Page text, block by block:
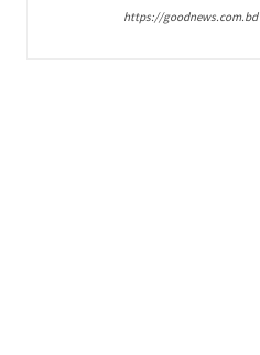
https://goodnews.com.bd